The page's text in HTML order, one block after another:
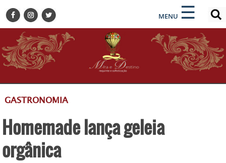
MENU ☰
×
BELEZA
BUSINESS E NEGÓCIOS
CULTURA
DESTINOS
GASTRONOMIA
HOTELARIA
×
ENCONTRE SUA NOTÍCIA
GASTRONOMIA
Homemade lança geleia
orgânica